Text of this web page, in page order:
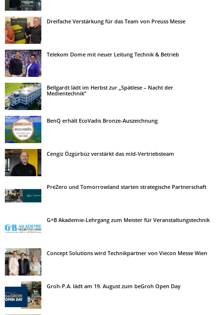
Dreifache Verstärkung für das Team von Preuss Messe
Telekom Dome mit neuer Leitung Technik & Betrieb
Bellgardt lädt im Herbst zur „Spätlese – Nacht der
Medientechnik“
BenQ erhält EcoVadis Bronze-Auszeichnung
Cengiz Özgürbüz verstärkt das mld-Vertriebsteam
PreZero und Tomorrowland starten strategische Partnerschaft
G+B Akademie-Lehrgang zum Meister für Veranstaltungstechnik
Concept Solutions wird Technikpartner von Viecon Messe Wien
Groh-P.A. lädt am 19. August zum beGroh Open Day